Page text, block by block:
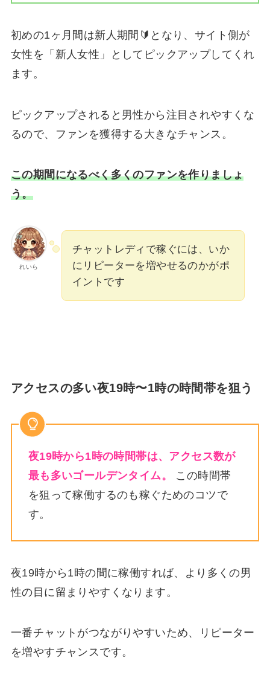
初めの1ヶ月間は新人期間🔰となり、サイト側が
女性を「新人女性」としてピックアップしてくれ
ます。
ピックアップされると男性から注目されやすくな
るので、ファンを獲得する大きなチャンス。
この期間になるべく多くのファンを作りましょ
う。
れいら
チャットレディで稼ぐには、いか
にリピーターを増やせるのかがポ
イントです
アクセスの多い夜19時〜1時の時間帯を狙う
夜19時から1時の時間帯は、アクセス数が
最も多いゴールデンタイム。
この時間帯
を狙って稼働するのも稼ぐためのコツで
す。
夜19時から1時の間に稼働すれば、より多くの男
性の目に留まりやすくなります。
一番チャットがつながりやすいため、リピーター
を増やすチャンスです。